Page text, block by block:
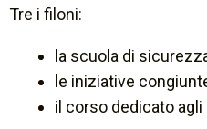
Tre i filoni:
la scuola di
le iniziative
il corso dedicato agli